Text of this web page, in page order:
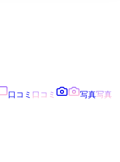
口コミ 口コミ 写真写真